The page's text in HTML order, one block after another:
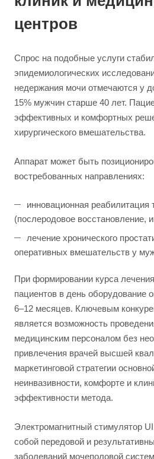
центров
Спрос на подобные услуги
эпидемиологических
недержания мочи отмечаются у
15% мужчин старше 40 лет.
эффективных и комфортных
хирургического вмешательства.
Аппарат может быть
востребованных направлениях:
инновационная реабилитация
(послеродовое восстановление,
лечение хронического
оперативных вмешательств у
При формировании курса лечения
пациентов в день оборудование
6–12 месяцев. Ключевым
является возможность
медицинским персоналом без
привлечения врачей высшей
маркетинговой стратегии
неинвазивности, комфорте и
эффективности метода.
Электромагнитный стимулятор
собой передовой и
заболеваний мочеполовой